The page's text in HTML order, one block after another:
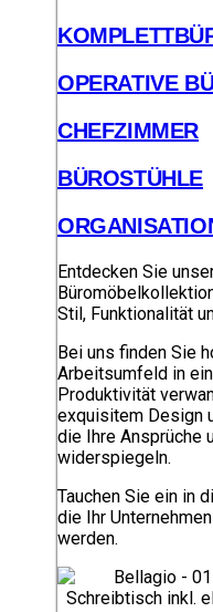
OPERATIVE
CHEFZIMMER
BÜROSTÜHLE
Entdecken Sie
Stil, Funktionalität
Bei uns finden Sie
Arbeitsumfeld in
Produktivität
exquisitem Design
die Ihre Ansprüche
widerspiegeln.
Tauchen Sie ein in
die Ihr
werden.